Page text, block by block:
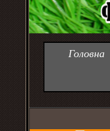
Головна